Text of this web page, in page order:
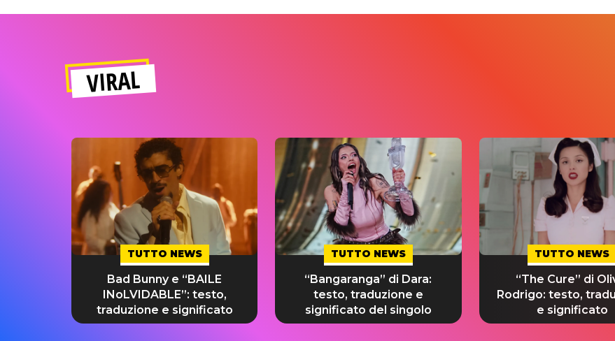
VIRAL
TUTTO NEWS
Bad Bunny e “BAILE
INoLVIDABLE”: testo,
traduzione e significato
TUTTO NEWS
“Bangaranga” di Dara:
testo, traduzione e
significato del singolo
TUTTO NEWS
“The Cure” di
Rodrigo: testo,
e significato